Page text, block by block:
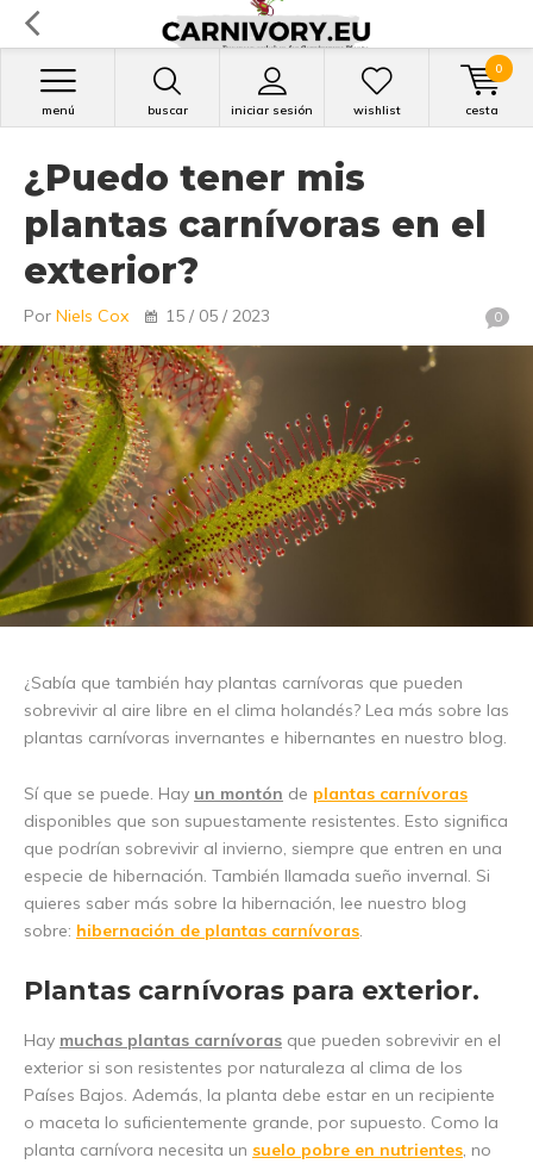
buscar iniciar sesión
menú wishlist cesta
0
¿Puedo tener mis
plantas carnívoras en el
exterior?
Por Niels Cox 15 / 05 / 2023 0
¿Sabía que también hay plantas carnívoras que pueden
sobrevivir al aire libre en el clima holandés? Lea más sobre las
plantas carnívoras invernantes e hibernantes en nuestro blog.
Sí que se puede. Hay un montón de plantas carnívoras
disponibles que son supuestamente resistentes. Esto significa
que podrían sobrevivir al invierno, siempre que entren en una
especie de hibernación. También llamada sueño invernal. Si
quieres saber más sobre la hibernación, lee nuestro blog
sobre: hibernación de plantas carnívoras.
Plantas carnívoras para exterior.
Hay muchas plantas carnívoras que pueden sobrevivir en el
exterior si son resistentes por naturaleza al clima de los
Países Bajos. Además, la planta debe estar en un recipiente
o maceta lo suficientemente grande, por supuesto. Como la
planta carnívora necesita un suelo pobre en nutrientes, no